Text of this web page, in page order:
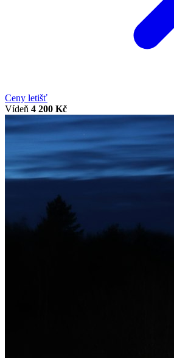
Ceny letišť
Vídeň 4 200 Kč